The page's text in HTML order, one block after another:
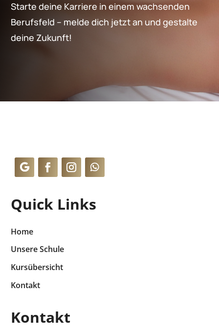
Starte deine Karriere in einem wachsenden
Berufsfeld – melde dich jetzt an und gestalte
deine Zukunft!
Quick Links
Home
Unsere Schule
Kursübersicht
Kontakt
Kontakt